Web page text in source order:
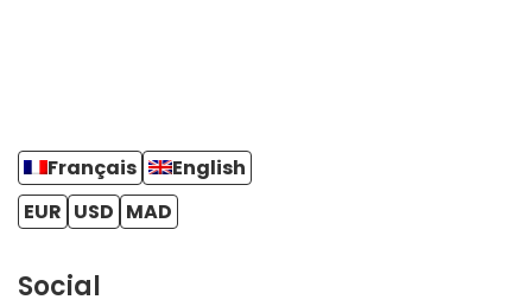
Français
English
EUR USD MAD
Social